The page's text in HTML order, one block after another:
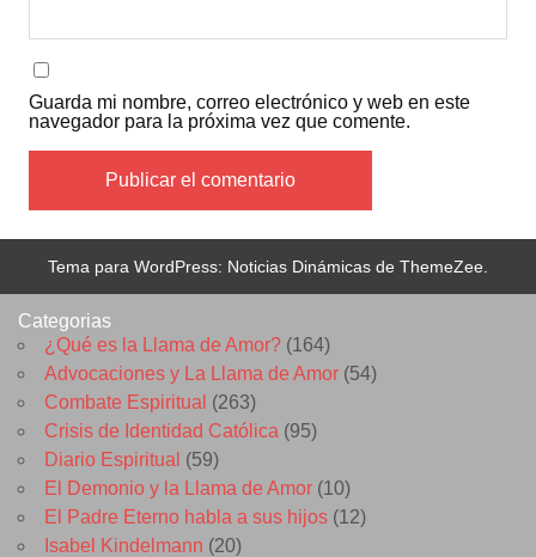
Guarda mi nombre, correo electrónico y web en este
navegador para la próxima vez que comente.
Tema para WordPress: Noticias Dinámicas de ThemeZee.
Categorias
¿Qué es la Llama de Amor? (164)
Advocaciones y La Llama de Amor (54)
Combate Espiritual (263)
Crisis de Identidad Católica (95)
Diario Espiritual (59)
El Demonio y la Llama de Amor (10)
El Padre Eterno habla a sus hijos (12)
Isabel Kindelmann (20)